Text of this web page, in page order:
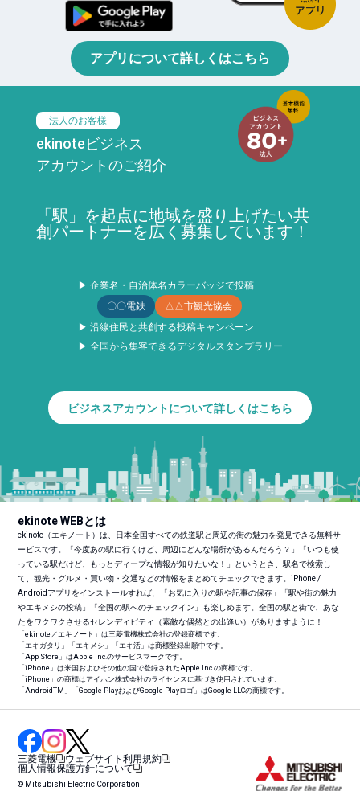
アプリについて詳しくはこちら
法人のお客様
ekinoteビジネス
アカウントのご紹介
「駅」を起点に地域を盛り上げたい共
創パートナーを広く募集しています！
▶ 企業名・自治体名カラーバッジで投稿
〇〇電鉄
△△市観光協会
▶ 沿線住民と共創する投稿キャンペーン
▶ 全国から集客できるデジタルスタンプラリー
ビジネスアカウントについて詳しくはこちら
ekinote WEBとは
ekinote（エキノート）は、日本全国すべての鉄道駅と周辺の街の魅力を発見できる無料サ
ービスです。「今度あの駅に行くけど、周辺にどんな場所があるんだろう？」「いつも使
っている駅だけど、もっとディープな情報が知りたいな！」というとき、駅名で検索し
て、観光・グルメ・買い物・交通などの情報をまとめてチェックできます。iPhone /
Androidアプリをインストールすれば、「お気に入りの駅や記事の保存」「駅や街の魅力
やエキメシの投稿」「全国の駅へのチェックイン」も楽しめます。全国の駅と街で、あな
たをワクワクさせるセレンディピティ（素敵な偶然との出逢い）がありますように！
「ekinote／エキノート」は三菱電機株式会社の登録商標です。
「エキガタリ」「エキメシ」「エキ活」は商標登録出願中です。
「App Store」はApple Inc.のサービスマークです。
「iPhone」は米国およびその他の国で登録されたApple Inc.の商標です。
「iPhone」の商標はアイホン株式会社のライセンスに基づき使用されています。
「AndroidTM 」「Google PlayおよびGoogle Playロゴ」はGoogle LLCの商標です。
三菱電機
ウェブサイト利用規約
個人情報保護方針について
© Mitsubishi Electric Corporation